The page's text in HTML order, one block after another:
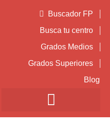
Buscador FP
Busca tu centro
Grados Medios
Grados Superiores
Blog